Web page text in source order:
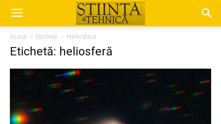
Acasă Etichete Heliosferă
Etichetă: heliosferă